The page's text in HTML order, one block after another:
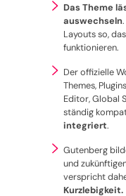
Das Theme
auswechseln
Layouts so,
funktionieren.
Der offizielle
Themes,
Editor, Global
ständig
integriert.
Gutenberg
und
verspricht
Kurzlebigkeit.